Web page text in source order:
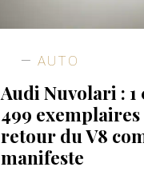
AUTO
Audi Nuvolari : 1
499 exemplaires
retour du V8
manifeste